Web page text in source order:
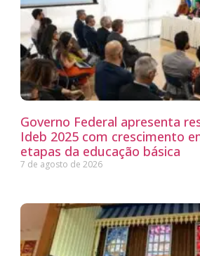
Governo Federal apresenta
Ideb 2025 com crescimento
etapas da educação básica
7 de agosto de 2026